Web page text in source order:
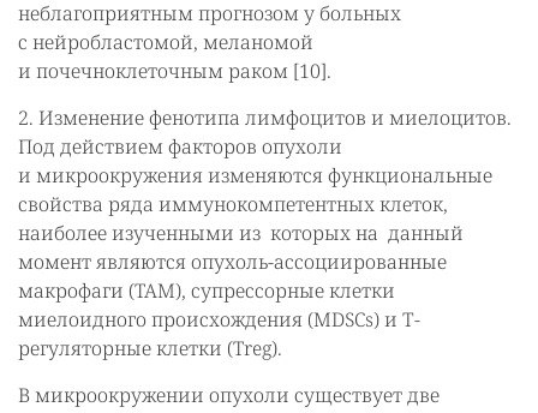
неблагоприятным прогнозом у больных
с нейробластомой, меланомой
и почечноклеточным раком [10].
2. Изменение фенотипа лимфоцитов и миелоцитов.
Под действием факторов опухоли
и микроокружения изменяются функциональные
свойства ряда иммунокомпетентных клеток,
наиболее изученными из которых на данный
момент являются опухоль-ассоциированные
макрофаги (TAM), супрессорные клетки
миелоидного происхождения (MDSCs) и Т-
регуляторные клетки (Treg).
В микроокружении опухоли существует две